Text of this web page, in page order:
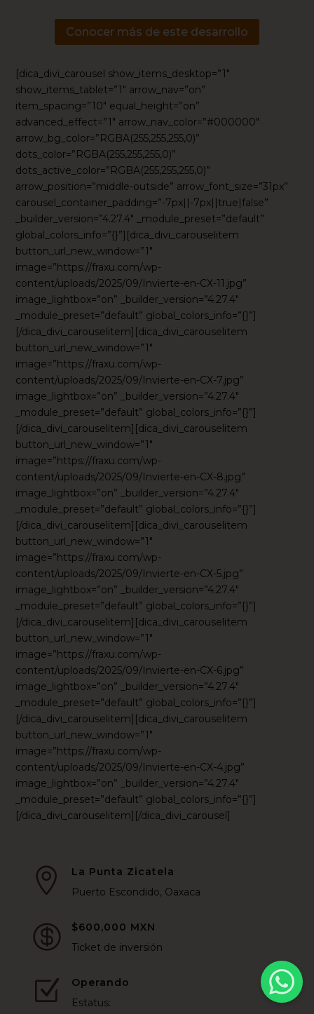
Conocer más de este desarrollo
[dica_divi_carousel show_items_desktop=”1″
show_items_tablet=”1″ arrow_nav=”on”
item_spacing=”10″ equal_height=”on”
advanced_effect=”1″ arrow_nav_color=”#000000″
arrow_bg_color=”RGBA(255,255,255,0)”
dots_color=”RGBA(255,255,255,0)”
dots_active_color=”RGBA(255,255,255,0)”
arrow_position=”middle-outside” arrow_font_size=”31px”
carousel_container_padding=”-7px||-7px||true|false”
_builder_version=”4.27.4″ _module_preset=”default”
global_colors_info=”{}”][dica_divi_carouselitem
button_url_new_window=”1″
image=”https://fraxu.com/wp-
content/uploads/2025/09/Invierte-en-CX-11.jpg”
image_lightbox=”on” _builder_version=”4.27.4″
_module_preset=”default” global_colors_info=”{}”]
[/dica_divi_carouselitem][dica_divi_carouselitem
button_url_new_window=”1″
image=”https://fraxu.com/wp-
content/uploads/2025/09/Invierte-en-CX-7.jpg”
image_lightbox=”on” _builder_version=”4.27.4″
_module_preset=”default” global_colors_info=”{}”]
[/dica_divi_carouselitem][dica_divi_carouselitem
button_url_new_window=”1″
image=”https://fraxu.com/wp-
content/uploads/2025/09/Invierte-en-CX-8.jpg”
image_lightbox=”on” _builder_version=”4.27.4″
_module_preset=”default” global_colors_info=”{}”]
[/dica_divi_carouselitem][dica_divi_carouselitem
button_url_new_window=”1″
image=”https://fraxu.com/wp-
content/uploads/2025/09/Invierte-en-CX-5.jpg”
image_lightbox=”on” _builder_version=”4.27.4″
_module_preset=”default” global_colors_info=”{}”]
[/dica_divi_carouselitem][dica_divi_carouselitem
button_url_new_window=”1″
image=”https://fraxu.com/wp-
content/uploads/2025/09/Invierte-en-CX-6.jpg”
image_lightbox=”on” _builder_version=”4.27.4″
_module_preset=”default” global_colors_info=”{}”]
[/dica_divi_carouselitem][dica_divi_carouselitem
button_url_new_window=”1″
image=”https://fraxu.com/wp-
content/uploads/2025/09/Invierte-en-CX-4.jpg”
image_lightbox=”on” _builder_version=”4.27.4″
_module_preset=”default” global_colors_info=”{}”]
[/dica_divi_carouselitem][/dica_divi_carousel]

La Punta Zicatela
Puerto Escondido, Oaxaca

$600,000 MXN
Ticket de inversión
Z
Operando
Estatus: